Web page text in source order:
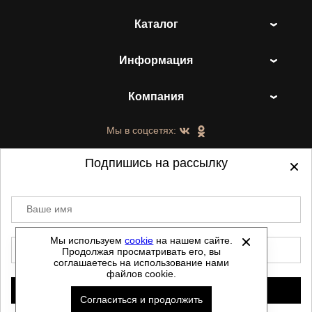
Каталог
Информация
Компания
Мы в соцсетях:
©2021-2026 - ShoesTown.ru - все права
защищены.
Данный сайт не является интернет магазином и
не является публичной офертой.
Политика обработки персональных данных
Автоматизировано -
Мы используемcookie на нашем сайте.
Продолжая просматривать его, вы
соглашаетесь на использование нами
файлов cookie.
Согласиться и продолжить
Подпишись на рассылку
Ваше имя